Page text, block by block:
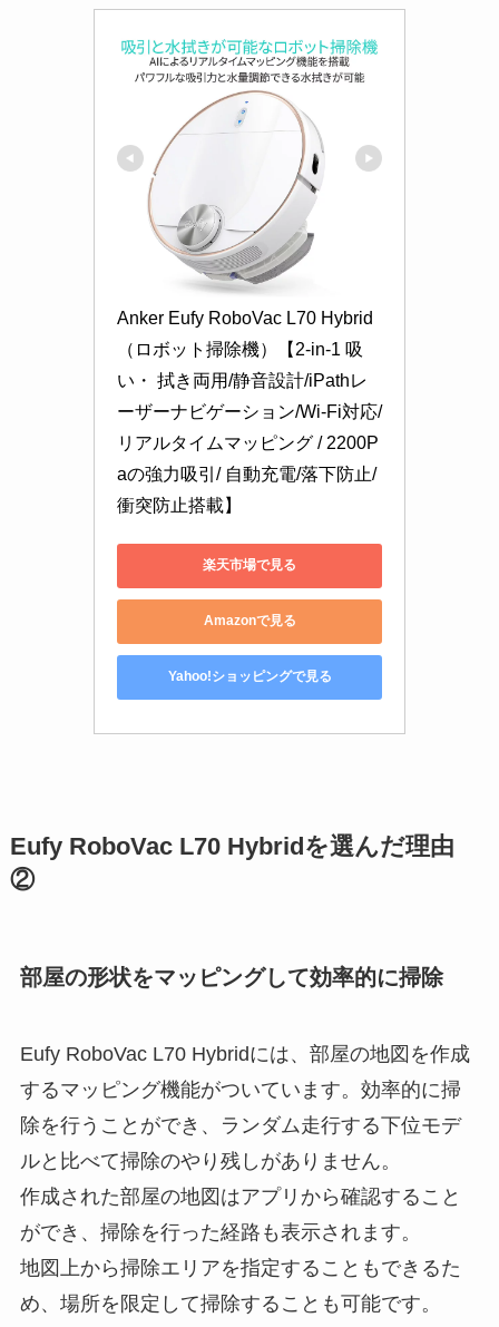
Anker Eufy RoboVac L70 Hybrid
（ロボット掃除機）【2-in-1 吸
い・ 拭き両用/静音設計/iPathレ
ーザーナビゲーション/Wi-Fi対応/
リアルタイムマッピング / 2200P
aの強力吸引/ 自動充電/落下防止/
衝突防止搭載】
楽天市場で見る
Amazonで見る
Yahoo!ショッピングで見る
Eufy RoboVac L70 Hybridを選んだ理由
②
部屋の形状をマッピングして効率的に掃除
Eufy RoboVac L70 Hybridには、部屋の地図を作成
するマッピング機能がついています。効率的に掃
除を行うことができ、ランダム走行する下位モデ
ルと比べて掃除のやり残しがありません。
作成された部屋の地図はアプリから確認すること
ができ、掃除を行った経路も表示されます。
地図上から掃除エリアを指定することもできるた
め、場所を限定して掃除することも可能です。